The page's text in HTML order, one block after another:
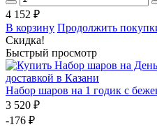
4 152 ₽
В корзину Продолжить
Скидка!
Быстрый просмотр
Набор шаров на 1 годик с
3 520 ₽
-176 ₽